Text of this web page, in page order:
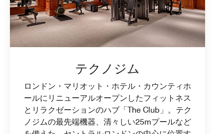
テクノジム
ロンドン・マリオット・ホテル・カウンティホ
ールにリニューアルオープンしたフィットネス
とリラクゼーションのハブ「The Club」。テク
ノジムの最先端機器、清々しい25mプールなど